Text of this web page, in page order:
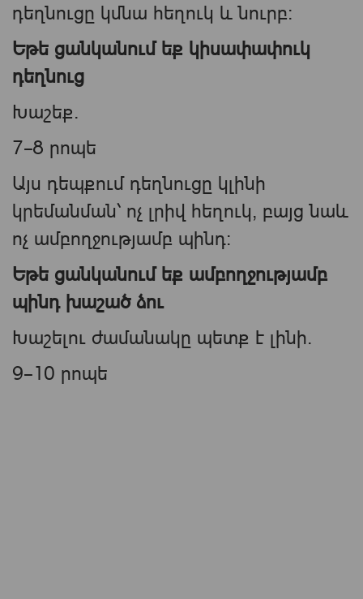
դեղնուցը կմնա հեղուկ և նուրբ։
Եթե ցանկանում եք կիսափափուկ
դեղնուց
Խաշեք.
7–8 րոպե
Այս դեպքում դեղնուցը կլինի
կրեմանման՝ ոչ լրիվ հեղուկ, բայց նաև
ոչ ամբողջությամբ պինդ։
Եթե ցանկանում եք ամբողջությամբ
պինդ խաշած ձու
Խաշելու ժամանակը պետք է լինի.
9–10 րոպե